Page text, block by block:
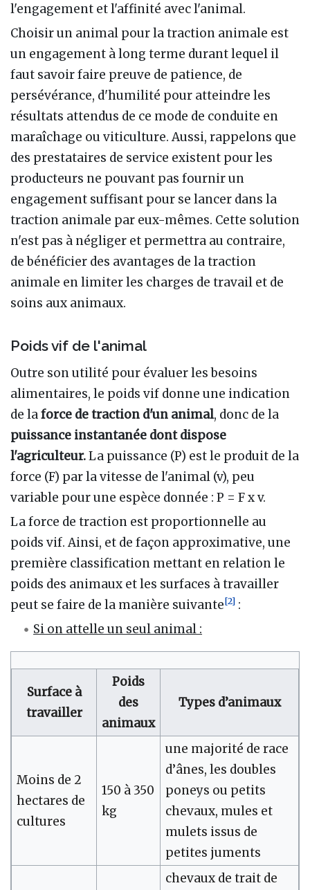
l'engagement et l'affinité avec l'animal.
Choisir un animal pour la traction animale est
un engagement à long terme durant lequel il
faut savoir faire preuve de patience, de
persévérance, d'humilité pour atteindre les
résultats attendus de ce mode de conduite en
maraîchage ou viticulture. Aussi, rappelons que
des prestataires de service existent pour les
producteurs ne pouvant pas fournir un
engagement suffisant pour se lancer dans la
traction animale par eux-mêmes. Cette solution
n'est pas à négliger et permettra au contraire,
de bénéficier des avantages de la traction
animale en limiter les charges de travail et de
soins aux animaux.
Poids vif de l'animal
Outre son utilité pour évaluer les besoins
alimentaires, le poids vif donne une indication
de laforce de traction d'un animal, donc de la
puissance instantanée dont dispose
l'agriculteur.La puissance (P) est le produit de la
force (F) par la vitesse de l'animal (v), peu
variable pour une espèce donnée : P = F x v.
La force de traction est proportionnelle au
poids vif. Ainsi, et de façon approximative, une
première classification mettant en relation le
poids des animaux et les surfaces à travailler
peut se faire de la manière suivante[2] :
Si on attelle un seul animal :
Surface à
travailler
Poids
des
animaux
Types d’animaux
Moins de 2
hectares de
cultures
150 à 350
kg
une majorité de race
d’ânes, les doubles
poneys ou petits
chevaux, mules et
mulets issus de
petites juments
chevaux de trait de